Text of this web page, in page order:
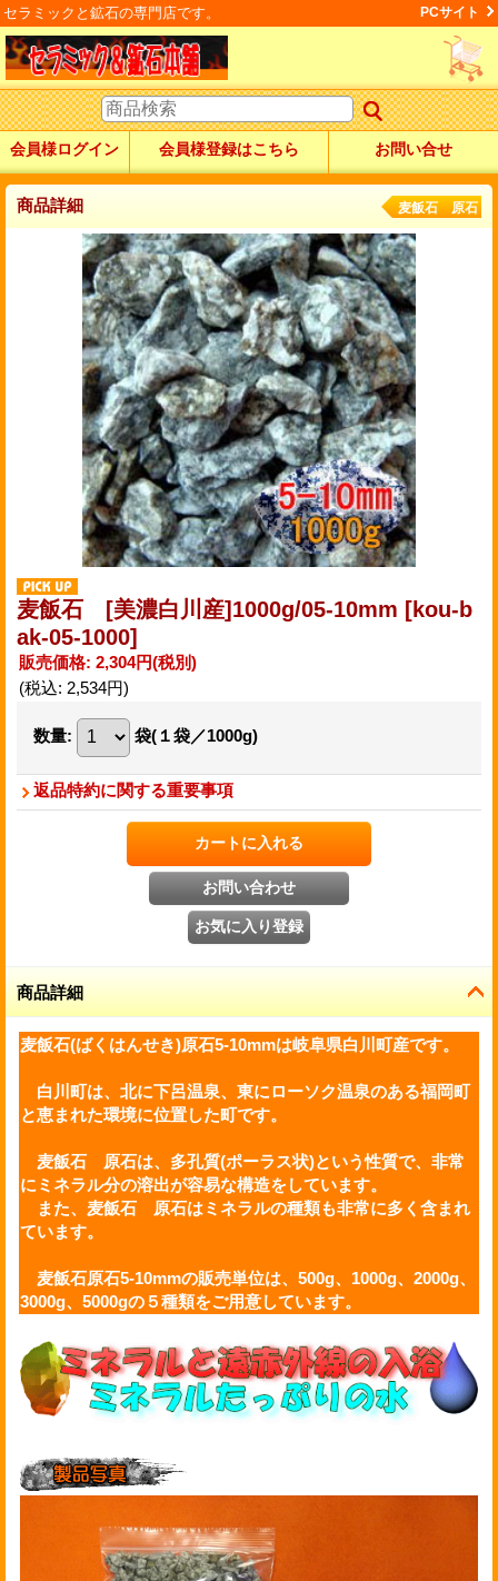
セラミックと鉱石の専門店です。 PCサイト
会員様ログイン 会員様登録はこちら お問い合せ
商品詳細 麦飯石 原石
麦飯石 [美濃白川産]1000g/05-10mm [kou-b
ak-05-1000]
販売価格: 2,304円(税別)
(税込: 2,534円)
数量: 袋(１袋／1000g)
返品特約に関する重要事項
商品詳細
麦飯石(ばくはんせき)原石5-10mmは岐阜県白川町産です。
白川町は、北に下呂温泉、東にローソク温泉のある福岡町
と恵まれた環境に位置した町です。
麦飯石 原石は、多孔質(ポーラス状)という性質で、非常
にミネラル分の溶出が容易な構造をしています。
また、麦飯石 原石はミネラルの種類も非常に多く含まれ
ています。
麦飯石原石5-10mmの販売単位は、500g、1000g、2000g、
3000g、5000gの５種類をご用意しています。